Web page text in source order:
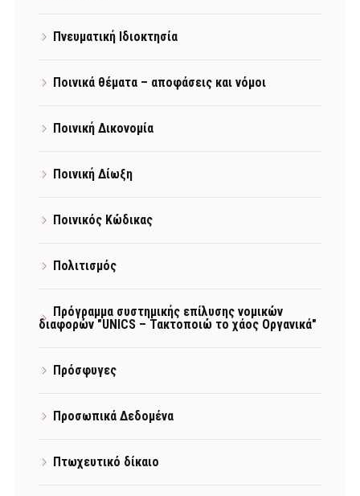
Πνευματική Ιδιοκτησία
Ποινικά θέματα – αποφάσεις και νόμοι
Ποινική Δικονομία
Ποινική Δίωξη
Ποινικός Κώδικας
Πολιτισμός
Πρόγραμμα συστημικής επίλυσης νομικών
διαφορών "UNICS – Τακτοποιώ το χάος Οργανικά"
Πρόσφυγες
Προσωπικά Δεδομένα
Πτωχευτικό δίκαιο